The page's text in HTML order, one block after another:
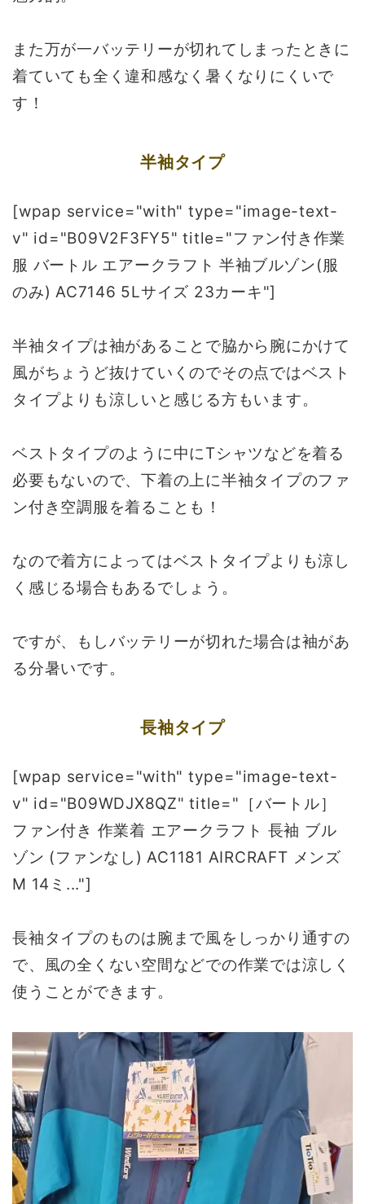
また万が一バッテリーが切れてしまったときに
着ていても全く違和感なく暑くなりにくいで
す！
半袖タイプ
[wpap service="with" type="image-text-
v" id="B09V2F3FY5" title="ファン付き作業
服 バートル エアークラフト 半袖ブルゾン(服
のみ) AC7146 5Lサイズ 23カーキ"]
半袖タイプは袖があることで脇から腕にかけて
風がちょうど抜けていくのでその点ではベスト
タイプよりも涼しいと感じる方もいます。
ベストタイプのように中にTシャツなどを着る
必要もないので、下着の上に半袖タイプのファ
ン付き空調服を着ることも！
なので着方によってはベストタイプよりも涼し
く感じる場合もあるでしょう。
ですが、もしバッテリーが切れた場合は袖があ
る分暑いです。
長袖タイプ
[wpap service="with" type="image-text-
v" id="B09WDJX8QZ" title="［バートル］
ファン付き 作業着 エアークラフト 長袖 ブル
ゾン (ファンなし) AC1181 AIRCRAFT メンズ
M 14ミ..."]
長袖タイプのものは腕まで風をしっかり通すの
で、風の全くない空間などでの作業では涼しく
使うことができます。